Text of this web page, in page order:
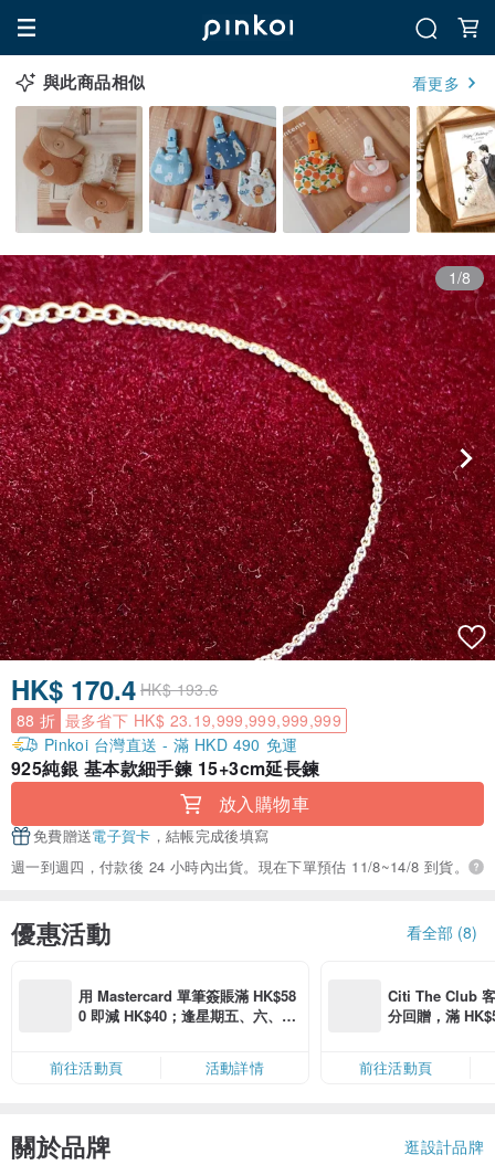
與此商品相似 看更多
1/8
HK$ 170.4 HK$ 193.6
88 折 最多省下 HK$ 23.19,999,999,999,999
Pinkoi 台灣直送 - 滿 HKD 490 免運
925純銀 基本款細手鍊 15+3cm延長鍊
放入購物車
免費贈送電子賀卡 ，結帳完成後填寫
週一到週四，付款後 24 小時內出貨。現在下單預估 11/8~14/8 到貨。
優惠活動 看全部 (8)
用 Mastercard 單筆簽賬滿 HK$58
0 即減 HK$40；逢星期五、六、日
卡」結帳）
前往活動頁 活動詳情
Citi The Club
分回贈，滿
前往活動頁
關於品牌 逛設計品牌